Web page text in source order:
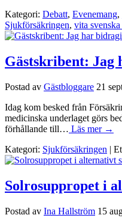
Kategori: Debatt, Evenemang,
Sjukförsäkringen, vita svenska
Gästskribent: Jag
Postad av Gästbloggare 21
Idag kom besked från
medicinska underlaget görs
förhållande till… Läs mer →
Kategori: Sjukförsäkringen |
Solrosuppropet i
Postad av Ina Hallström 15